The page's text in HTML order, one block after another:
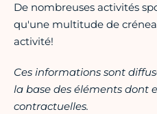
De nombreuses activités
qu'une multitude de
activité!
Ces informations sont
la base des éléments dont
contractuelles.